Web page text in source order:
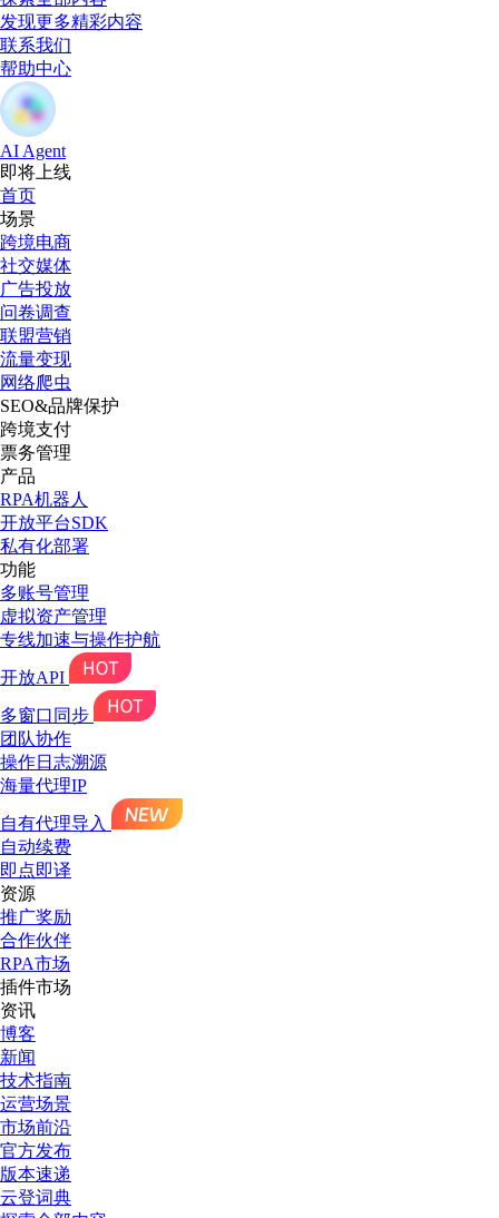
发现更多精彩内容
联系我们
帮助中心
AI Agent
即将上线
首页
场景
跨境电商
社交媒体
广告投放
问卷调查
联盟营销
流量变现
网络爬虫
SEO&品牌保护
跨境支付
票务管理
产品
RPA机器人
开放平台SDK
私有化部署
功能
多账号管理
虚拟资产管理
专线加速与操作护航
开放API
多窗口同步
团队协作
操作日志溯源
海量代理IP
自有代理导入
自动续费
即点即译
资源
推广奖励
合作伙伴
RPA市场
插件市场
资讯
博客
新闻
技术指南
运营场景
市场前沿
官方发布
版本速递
云登词典